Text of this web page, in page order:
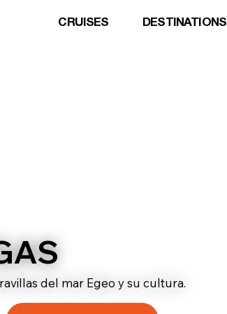
CRUISES DESTINATIONS
del mar Egeo y su cultura.